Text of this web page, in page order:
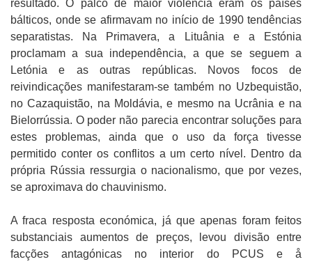
resultado. O palco de maior violência eram os países
bálticos, onde se afirmavam no início de 1990 tendências
separatistas. Na Primavera, a Lituânia e a Estónia
proclamam a sua independência, a que se seguem a
Letónia e as outras repúblicas. Novos focos de
reivindicações manifestaram-se também no Uzbequistão,
no Cazaquistão, na Moldávia, e mesmo na Ucrânia e na
Bielorrússia. O poder não parecia encontrar soluções para
estes problemas, ainda que o uso da força tivesse
permitido conter os conflitos a um certo nível. Dentro da
própria Rússia ressurgia o nacionalismo, que por vezes,
se aproximava do chauvinismo.
A fraca resposta económica, já que apenas foram feitos
substanciais aumentos de preços, levou divisão entre
facções antagónicas no interior do PCUS e å